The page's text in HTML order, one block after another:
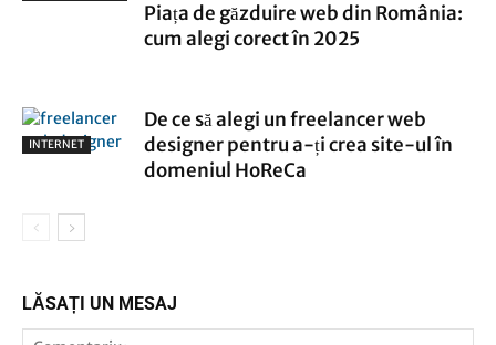
Piața de găzduire web din România:
cum alegi corect în 2025
INTERNET
De ce să alegi un freelancer web
designer pentru a-ți crea site-ul în
domeniul HoReCa
LĂSAȚI UN MESAJ